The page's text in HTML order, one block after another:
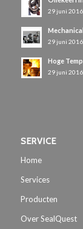
29 juni
29 juni
Hoge
29 juni
SERVICE
Home
Services
Producten
Over SealQuest